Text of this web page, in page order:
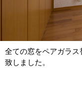
全ての窓をペアガラ
致しました。